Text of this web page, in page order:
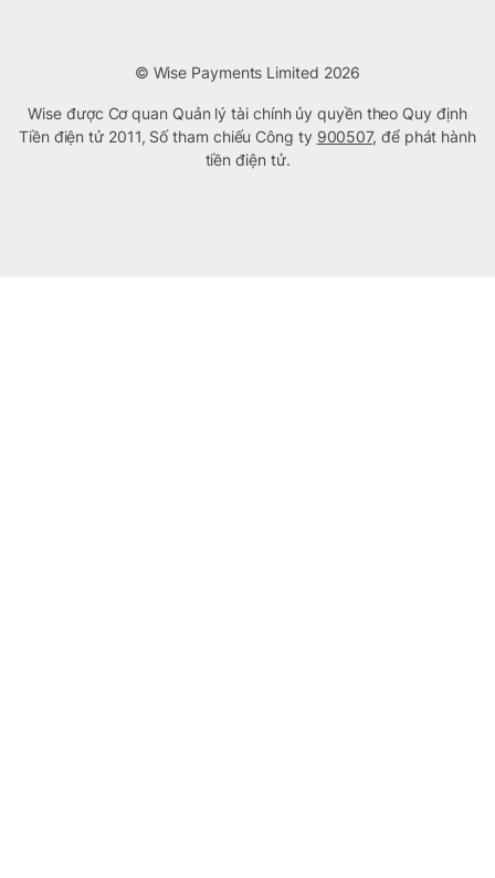
© Wise Payments Limited 2026
Wise được Cơ quan Quản lý tài chính ủy quyền theo Quy định
Tiền điện tử 2011, Số tham chiếu Công ty 900507, để phát hành
tiền điện tử.